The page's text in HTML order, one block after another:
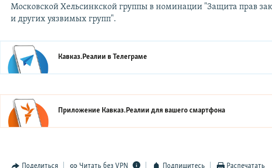
Московской Хельсинкской группы в номинации "Защита прав
и других уязвимых групп".
Кавказ.Реалии вТелеграме
Приложение Кавказ.Реалии для вашего смартфона
Поделиться Читать без VPN Подпишитесь Распечатать